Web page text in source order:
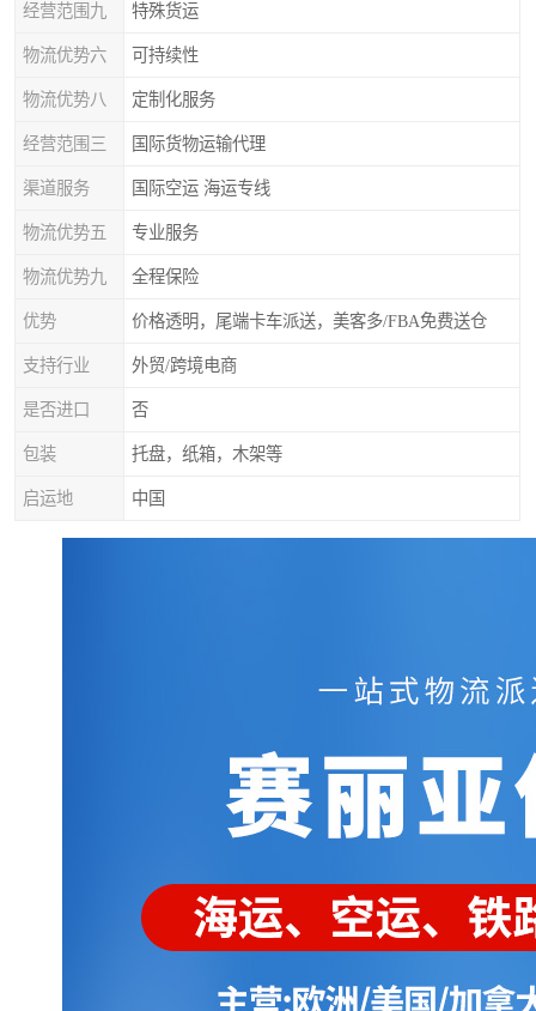
经营范围九 特殊货运
物流优势六 可持续性
物流优势八 定制化服务
经营范围三 国际货物运输代理
渠道服务 国际空运 海运专线
物流优势五 专业服务
物流优势九 全程保险
优势 价格透明，尾端卡车派送，美客多/FBA免费送仓
支持行业 外贸/跨境电商
是否进口 否
包装 托盘，纸箱，木架等
启运地 中国